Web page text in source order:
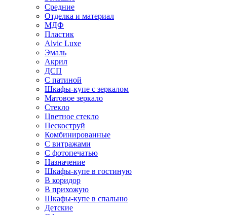
Средние
Отделка и материал
МДФ
Пластик
Alvic Luxe
Эмаль
Акрил
ДСП
С патиной
Шкафы-купе с зеркалом
Матовое зеркало
Стекло
Цветное стекло
Пескоструй
Комбинированные
С витражами
С фотопечатью
Назначение
Шкафы-купе в гостиную
В коридор
В прихожую
Шкафы-купе в спальню
Детские